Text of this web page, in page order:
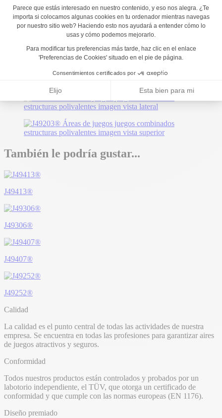
También le podría gustar...
J49413®
J49306®
J49407®
J49252®
Calidad
La calidad es el punto central de todas las actividades de nuestra
empresa. Se encuentra en todas las profesiones para garantizar aires
de juegos atractivos y seguros.
Conformidad
Todos nuestros productos están controlados y probados por un
labotorio independiente, el TÜV, que otorga un certificado de
conformidad y que cumple con las normas europeas (EN 1176).
Diseño premiado